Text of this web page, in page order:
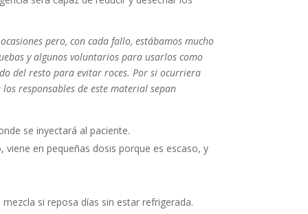
pero, con cada fallo, estábamos mucho
y algunos voluntarios para usarlos como
del resto para evitar roces. Por si ocurriera
responsables de este material sepan
se inyectará al paciente.
en pequeñas dosis porque es escaso, y
si reposa días sin estar refrigerada.